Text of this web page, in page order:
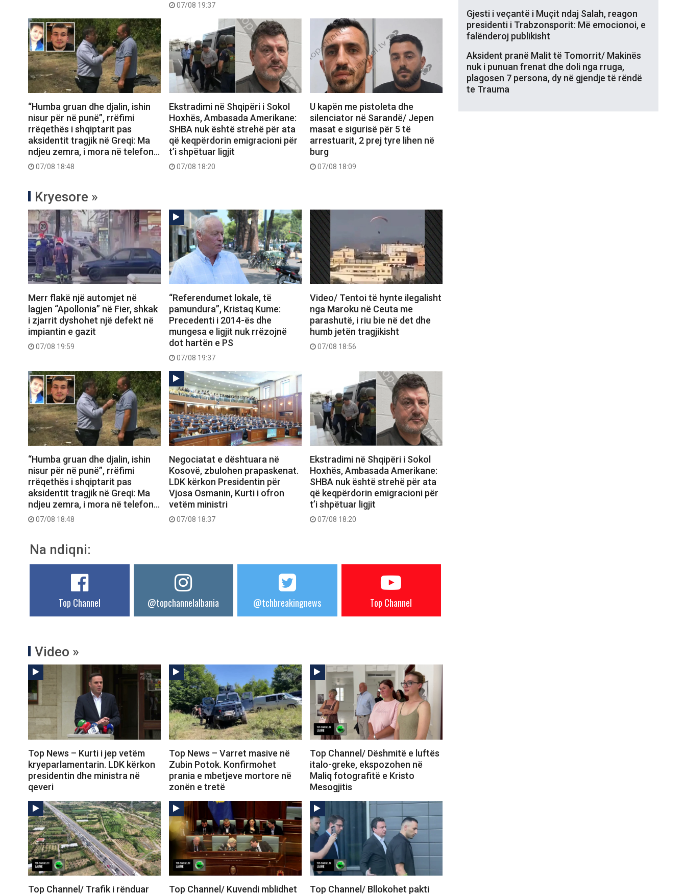
07/08 19:37
“Humba gruan dhe djalin, ishin
nisur për në punë”, rrëfimi
rrëqethës i shqiptarit pas
aksidentit tragjik në Greqi: Ma
ndjeu zemra, i mora në telefon…
07/08 18:48
Ekstradimi në Shqipëri i Sokol
Hoxhës, Ambasada Amerikane:
SHBA nuk është strehë për ata
që keqpërdorin emigracioni për
t’i shpëtuar ligjit
07/08 18:20
U kapën me pistoleta dhe
silenciator në Sarandë/ Jepen
masat e sigurisë për 5 të
arrestuarit, 2 prej tyre lihen në
burg
07/08 18:09
Kryesore »
Merr flakë një automjet në
lagjen “Apollonia” në Fier, shkak
i zjarrit dyshohet një defekt në
impiantin e gazit
07/08 19:59
“Referendumet lokale, të
pamundura”, Kristaq Kume:
Precedenti i 2014-ës dhe
mungesa e ligjit nuk rrëzojnë
dot hartën e PS
07/08 19:37
Video/ Tentoi të hynte ilegalisht
nga Maroku në Ceuta me
parashutë, i riu bie në det dhe
humb jetën tragjikisht
07/08 18:56
“Humba gruan dhe djalin, ishin
nisur për në punë”, rrëfimi
rrëqethës i shqiptarit pas
aksidentit tragjik në Greqi: Ma
ndjeu zemra, i mora në telefon…
07/08 18:48
Negociatat e dështuara në
Kosovë, zbulohen prapaskenat.
LDK kërkon Presidentin për
Vjosa Osmanin, Kurti i ofron
vetëm ministri
07/08 18:37
Ekstradimi në Shqipëri i Sokol
Hoxhës, Ambasada Amerikane:
SHBA nuk është strehë për ata
që keqpërdorin emigracioni për
t’i shpëtuar ligjit
07/08 18:20
Na ndiqni:
Top Channel @topchannelalbania @tchbreakingnews Top Channel
Video »
Top News – Kurti i jep vetëm
kryeparlamentarin. LDK kërkon
presidentin dhe ministra në
qeveri
Top News – Varret masive në
Zubin Potok. Konfirmohet
prania e mbetjeve mortore në
zonën e tretë
Top Channel/ Dëshmitë e luftës
italo-greke, ekspozohen në
Maliq fotografitë e Kristo
Mesogjitis
Top Channel/ Trafik i rënduar Top Channel/ Kuvendi mblidhet Top Channel/ Bllokohet pakti
Gjesti i veçantë i Muçit ndaj Salah, reagon
presidenti i Trabzonsporit: Më emocionoi, e
falënderoj publikisht
Aksident pranë Malit të Tomorrit/ Makinës
nuk i punuan frenat dhe doli nga rruga,
plagosen 7 persona, dy në gjendje të rëndë
te Trauma